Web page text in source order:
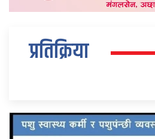
प्रतिक्रिया